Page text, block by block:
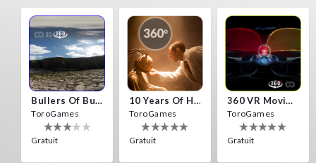
Bullers Of Buchan Aberdeen
ToroGames
Gratuit
10 Years Of Horror Nights
ToroGames
Gratuit
360 VR Movie Experience
ToroGames
Gratuit